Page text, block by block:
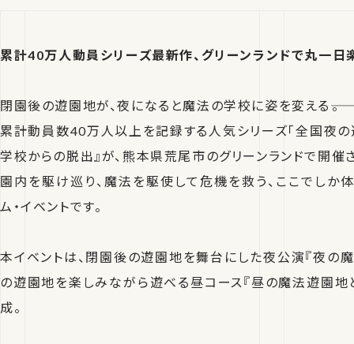
累計40万人動員シリーズ最新作、グリーンランドで丸一日
閉園後の遊園地が、夜になると魔法の学校に姿を変える――。
累計動員数40万人以上を記録する人気シリーズ「全国夜の
学校からの脱出』が、熊本県荒尾市のグリーンランドで開催
園内を駆け巡り、魔法を駆使して危機を救う、ここでしか
ム・イベントです。
本イベントは、閉園後の遊園地を舞台にした夜公演『夜の
の遊園地を楽しみながら遊べる昼コース『昼の魔法遊園
成。